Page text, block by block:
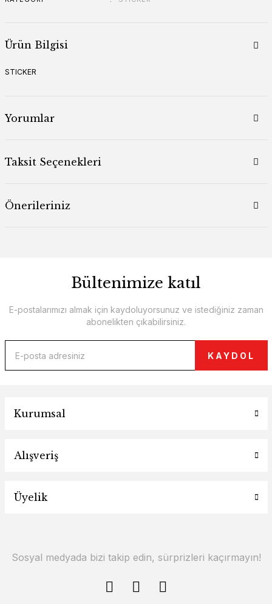
Ürün Bilgisi
STICKER
Yorumlar
Taksit Seçenekleri
Önerileriniz
Bültenimize katıl
E-postalarımızı almak için kaydoluyorsunuz ve istediğiniz zaman
abonelikten çıkabilirsiniz.
KAYDOL
Kurumsal
Alışveriş
Üyelik
Sosyal medyada bizi takip edin, sürprizleri kaçırmayın!